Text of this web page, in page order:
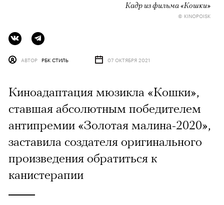
Кадр из фильма «Кошки»
© KINOPOISK
АВТОР РБК СТИЛЬ 07 ОКТЯБРЯ 2021
Киноадаптация мюзикла «Кошки»,
ставшая абсолютным победителем
антипремии «Золотая малина-2020»,
заставила создателя оригинального
произведения обратиться к
канистерапии